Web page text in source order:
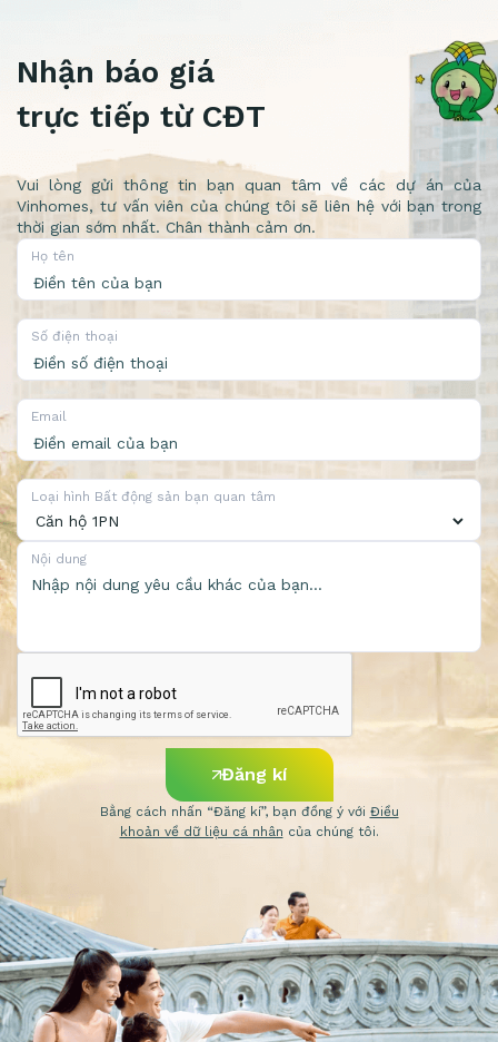
Nhận báo giá
trực tiếp từ CĐT
Vui lòng gửi thông tin bạn quan tâm về các dự án của
Vinhomes, tư vấn viên của chúng tôi sẽ liên hệ với bạn trong
thời gian sớm nhất. Chân thành cảm ơn.
Họ tên
Số điện thoại
Email
Loại hình Bất động sản bạn quan tâm
Nội dung
Bằng cách nhấn “Đăng kí”, bạn đồng ý với Điều
khoản về dữ liệu cá nhân của chúng tôi.
Đăng kí